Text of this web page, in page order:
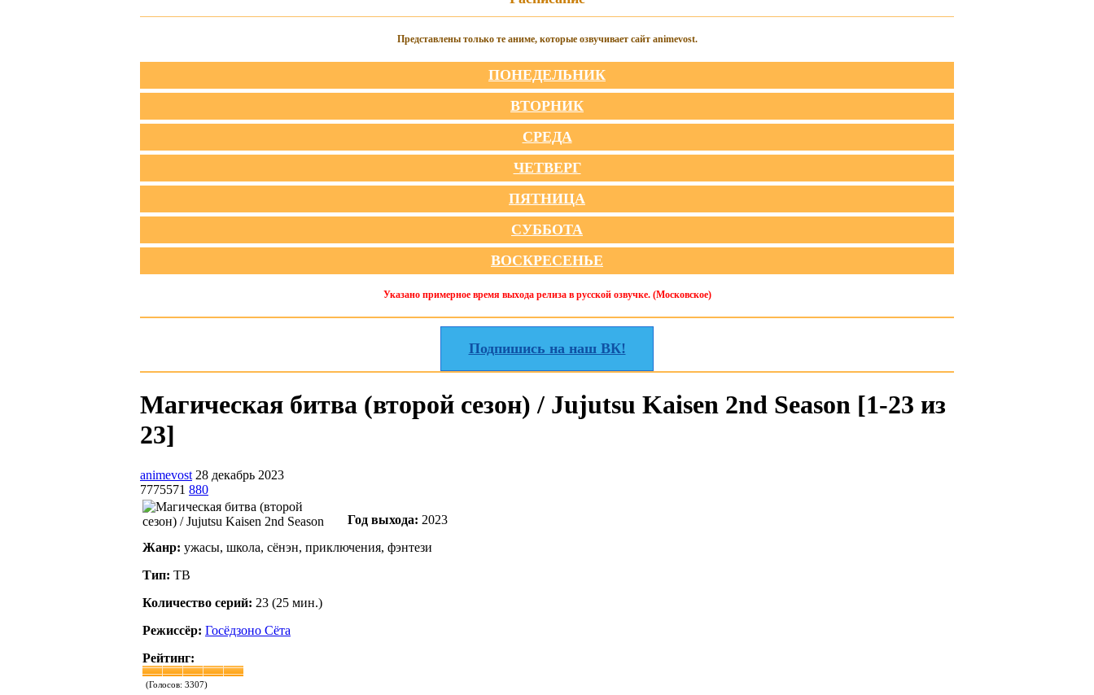
Представлены только те аниме, которые озвучивает сайт animevost.
ПОНЕДЕЛЬНИК
ВТОРНИК
СРЕДА
ЧЕТВЕРГ
ПЯТНИЦА
СУББОТА
ВОСКРЕСЕНЬЕ
Указано примерное время выхода релиза в русской озвучке. (Московское)
Подпишись на наш ВК!
Магическая битва (второй сезон) / Jujutsu Kaisen 2nd Season [1-23 из
23]
animevost 28 декабрь 2023
7775571 880
Год выхода: 2023
Жанр: ужасы, школа, сёнэн, приключения, фэнтези
Тип: ТВ
Количество серий: 23 (25 мин.)
Режиссёр: Госёдзоно Сёта
Рейтинг:
(Голосов: 3307)